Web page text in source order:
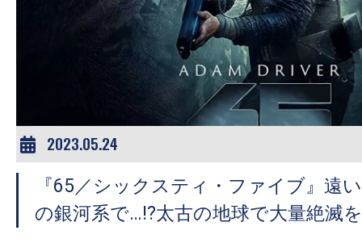
2023.05.24
『65／シックスティ・ファイブ』遠
の銀河系で…!?太古の地球で大量絶滅